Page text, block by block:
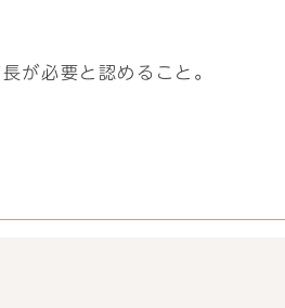
が必要と認めること。